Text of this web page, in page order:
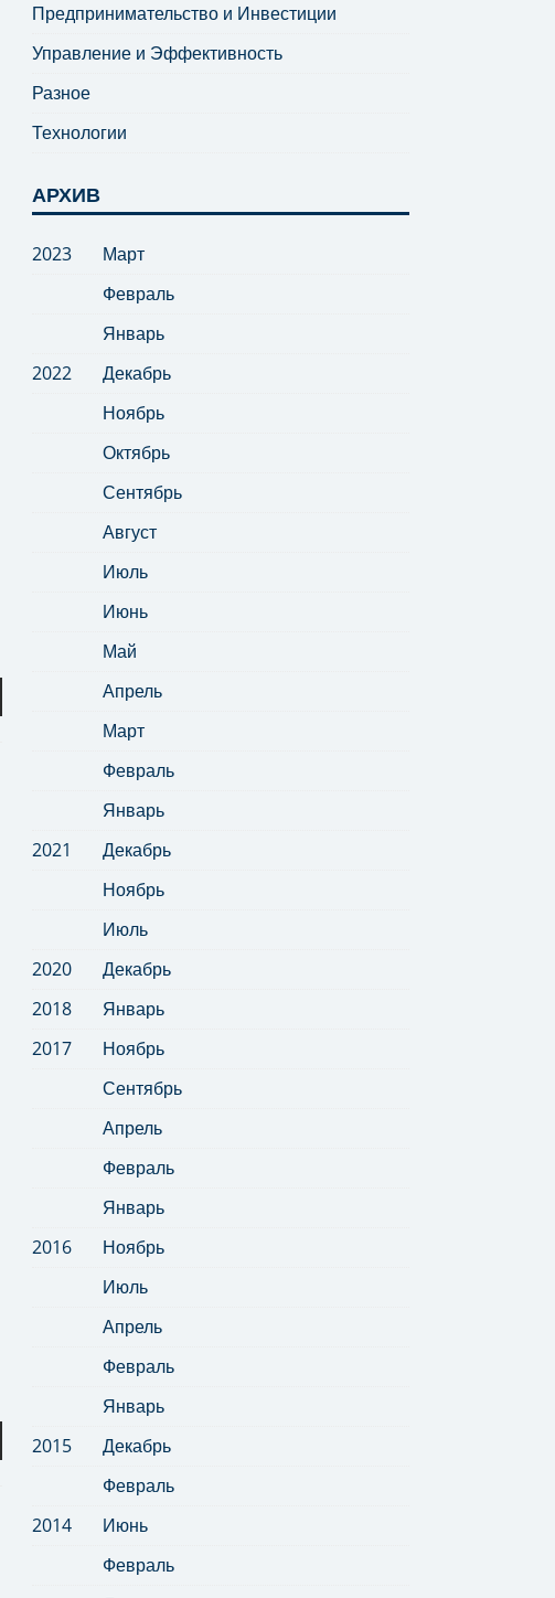
Предпринимательство и Инвестиции
Управление и Эффективность
Разное
Технологии
АРХИВ
2023
Март
Февраль
Январь
2022
Декабрь
Ноябрь
Октябрь
Сентябрь
Август
Июль
Июнь
Май
Апрель
Март
Февраль
Январь
2021
Декабрь
Ноябрь
Июль
2020
Декабрь
2018
Январь
2017
Ноябрь
Сентябрь
Апрель
Февраль
Январь
2016
Ноябрь
Июль
Апрель
Февраль
Январь
2015
Декабрь
Февраль
2014
Июнь
Февраль